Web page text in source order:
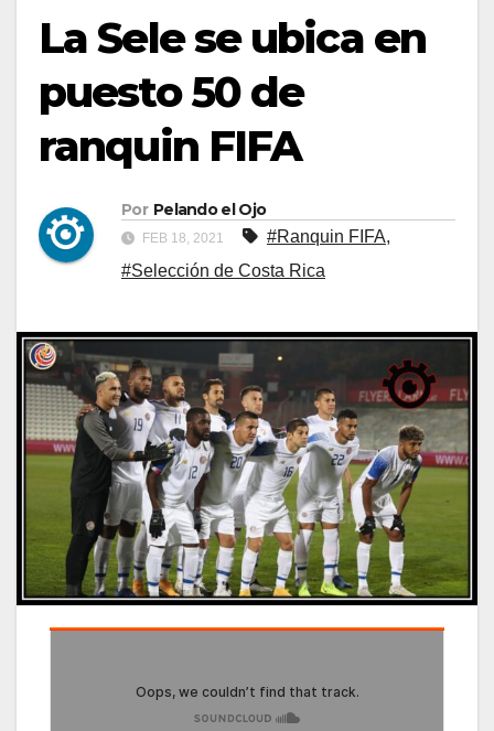
La Sele se ubica en
puesto 50 de
ranquin FIFA
Por Pelando el Ojo
FEB 18, 2021 #Ranquin FIFA,
#Selección de Costa Rica